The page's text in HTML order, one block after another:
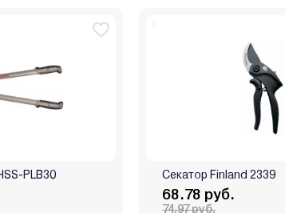
PLB30 Секатор Finland 2339
68.78 руб.
74.97 руб.